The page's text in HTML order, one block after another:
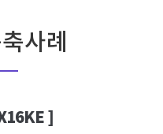
사례
]